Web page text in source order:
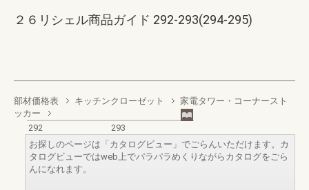
２６リシェル商品ガイド 292-293(294-295)
部材価格表 キッチンクローゼット
家電タワー・コーナースト
ッカー
292
293
お探しのページは「カタログビュー」でごらんいただけます。カ
タログビューではweb上でパラパラめくりながらカタログをごら
んになれます。